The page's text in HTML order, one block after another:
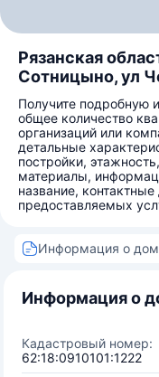
Рязанская
Сотницыно, ул
Получите подробную
общее количество
организаций или
детальные
постройки,
материалы,
название,
предоставляемых
Информация о
Информация о
Кадастровый номер:
62:18:0910101:1222